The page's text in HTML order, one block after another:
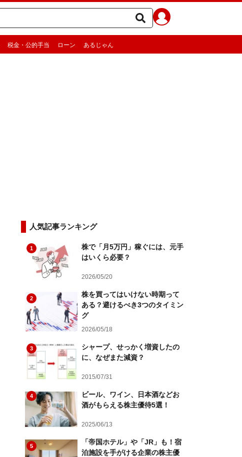
税金・公的手当 ローン あるじゃん
人気記事ランキング
1
株で「月5万円」稼ぐには、元手
はいくら必要？
2026/05/20
2
株を買ってはいけない時期って
ある？避けるべき3つのタイミン
グ
2026/05/18
3
シャープ、せっかく増資したの
に、なぜまた減資？
2015/07/31
4
ビール、ワイン、日本酒などお
酒がもらえる株主優待5選！
2025/06/13
5
「帝国ホテル」や「JR」も！宿
泊施設を手がける企業の株主優